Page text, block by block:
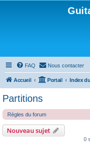
FAQ Nous contacter
Accueil Portail
Partitions
Règles du forum
Nouveau sujet
0